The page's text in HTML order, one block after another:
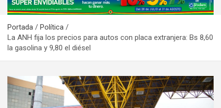
d
e
r
t
s
e
Portada
Política
La ANH fija los precios para autos con placa extranjera: Bs 8,60
la gasolina y 9,80 el diésel